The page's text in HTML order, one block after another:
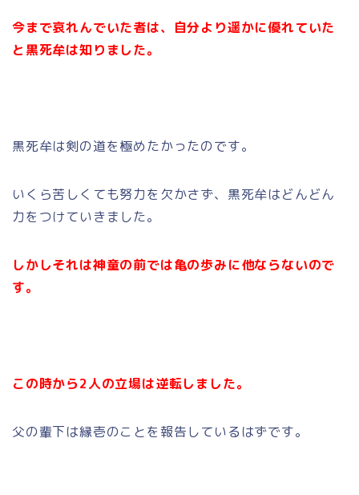
今まで哀れんでいた者は、自分より遥かに優れていた
と黒死牟は知りました。
黒死牟は剣の道を極めたかったのです。
いくら苦しくても努力を欠かさず、黒死牟はどんどん
力をつけていきました。
しかしそれは神童の前では亀の歩みに他ならないので
す。
この時から2人の立場は逆転しました。
父の輩下は縁壱のことを報告しているはずです。